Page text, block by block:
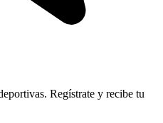
Regístrate y recibe tu